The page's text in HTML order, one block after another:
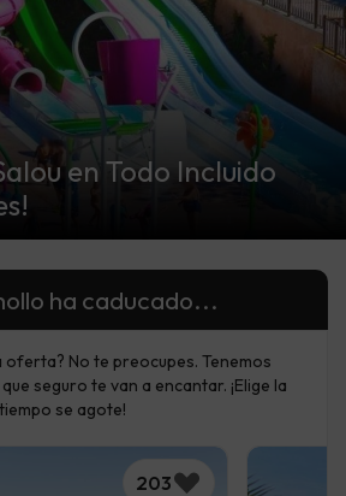
en Todo Incluido
ha caducado...
oferta? No te preocupes. Tenemos
seguro te van a encantar. ¡Elige la
se agote!
203